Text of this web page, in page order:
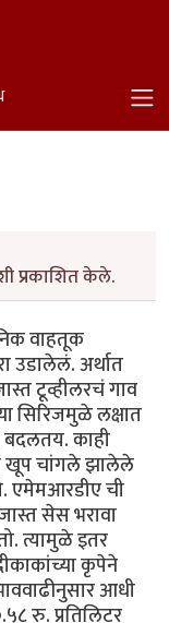
प्रकाशित केले.
वाहतूक
उडालेलं. अर्थात
टूव्हीलरचं गाव
सिरिजमुळे लक्षात
काही
खूप चांगले झालेले
एमेमआरडीए ची
सेस भरावा
त्यामुळे इतर
कृपेने
आधी
रु. प्रतिलिटर